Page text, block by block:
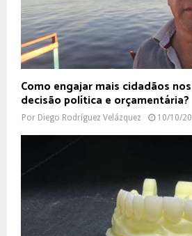
Como engajar mais cidadãos
decisão política e orçamentária?
Por Diego Rodríguez Velázquez 10/10/